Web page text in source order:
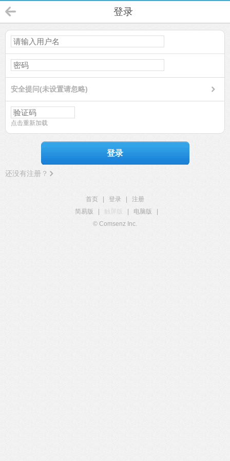
登录
安全提问(未设置请忽略)
点击重新加载
登录
还没有注册？
首页 登录
注册
简易版
触屏版 电脑版
© Comsenz Inc.